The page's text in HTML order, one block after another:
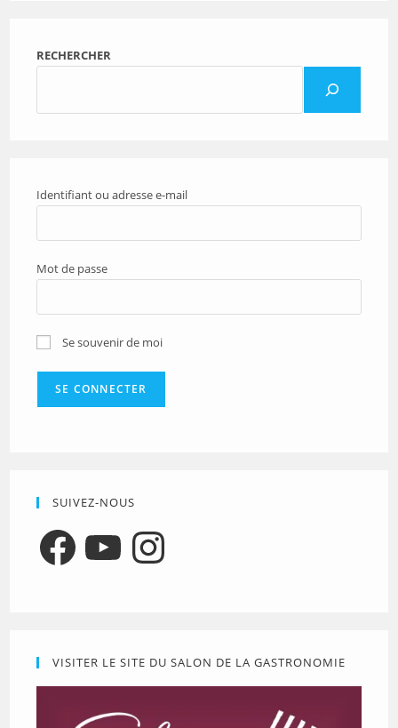
RECHERCHER
Identifiant ou adresse e-mail
Mot de passe
Se souvenir de moi
SUIVEZ-NOUS
FacebookYouTubeInstagram
VISITER LE SITE DU SALON DE LA GASTRONOMIE